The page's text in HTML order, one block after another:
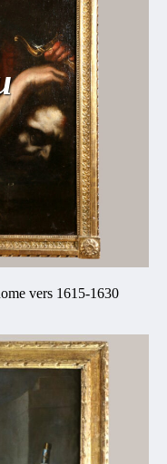
vers 1615-1630